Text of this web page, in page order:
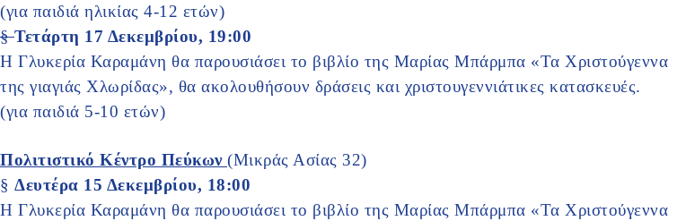
(για παιδιά ηλικίας 4-12 ετών)
§Τετάρτη 17 Δεκεμβρίου, 19:00
Η Γλυκερία Καραμάνη θα παρουσιάσει το βιβλίο της Μαρίας Μπάρμπα «Τα Χριστούγεννα
της γιαγιάς Χλωρίδας», θα ακολουθήσουν δράσεις και χριστουγεννιάτικες κατασκευές.
(για παιδιά 5-10 ετών)
Πολιτιστικό Κέντρο Πεύκων (Μικράς Ασίας 32)
§ Δευτέρα 15 Δεκεμβρίου, 18:00
Η Γλυκερία Καραμάνη θα παρουσιάσει το βιβλίο της Μαρίας Μπάρμπα «Τα Χριστούγεννα